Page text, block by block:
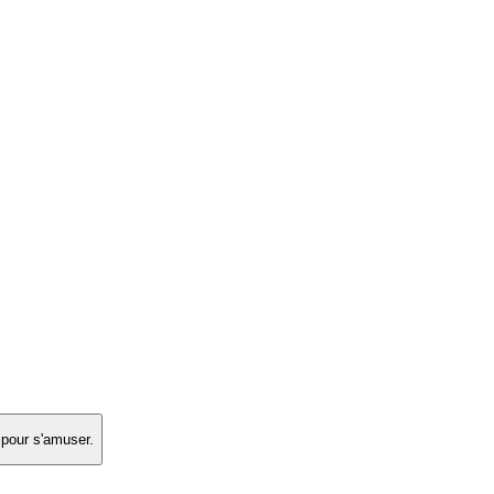
s'amuser.